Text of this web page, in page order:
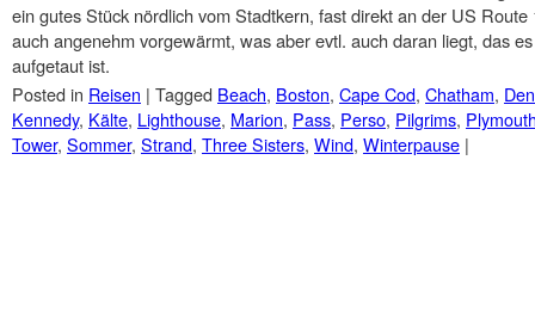
ein gutes Stück nördlich vom Stadtkern, fast direkt an der US
auch angenehm vorgewärmt, was aber evtl. auch daran liegt, das
aufgetaut ist.
Posted in Reisen | Tagged Beach, Boston, Cape Cod, Chatham,
Kennedy, Kälte, Lighthouse, Marion, Pass, Perso, Pilgrims,
Tower, Sommer, Strand, Three Sisters, Wind, Winterpause |